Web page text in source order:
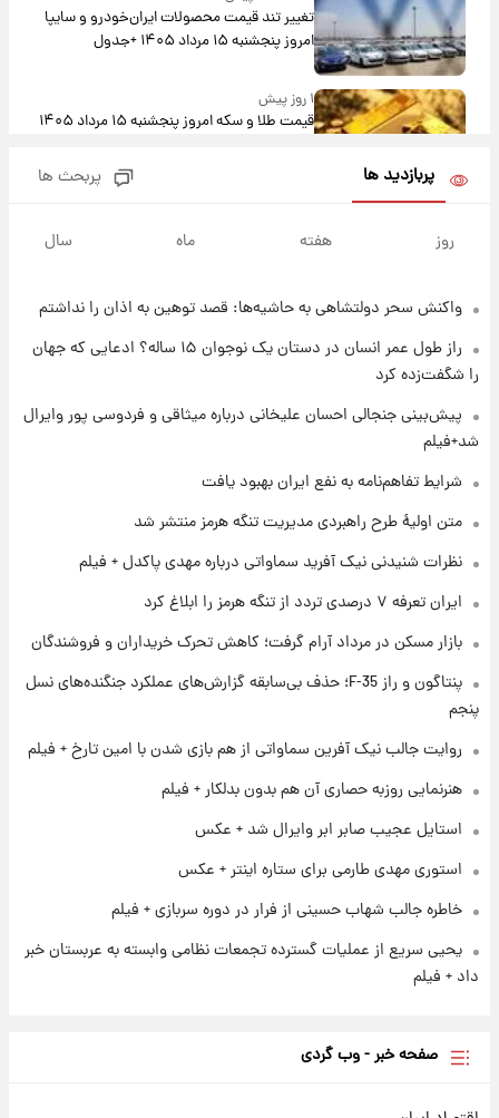
تغییر تند قیمت محصولات ایران‌خودرو و سایپا
امروز پنجشنبه ۱۵ مرداد ۱۴۰۵ +جدول
۱ روز پیش
قیمت طلا و سکه امروز پنجشنبه ۱۵ مرداد ۱۴۰۵
شد
۱ روز پیش
شاهین، کوییک، اطلس، سهند و ساینا با اقساط
۱ روز پیش
۱ روز پیش
فال قهوه روزانه پنجشنبه ۱۵ مرداد ماه ۱۴۰۵
فال روزانه واقعی پنجشنبه ۱۵ مرداد ۱۴۰۵
پربازدید ها پربحث ها
روز هفته ماه سال
واکنش سحر دولتشاهی به حاشیه‌ها: قصد توهین به اذان را نداشتم
راز طول عمر انسان در دستان یک نوجوان ۱۵ ساله؟ ادعایی که جهان
را شگفت‌زده کرد
پیش‌بینی جنجالی احسان علیخانی درباره میثاقی و فردوسی پور وایرال
شد+فیلم
شرایط تفاهم‌نامه به نفع ایران بهبود یافت
متن اولیۀ طرح راهبردی مدیریت تنگه هرمز منتشر شد
نظرات شنیدنی نیک آفرید سماواتی درباره مهدی پاکدل + فیلم
ایران تعرفه ۷ درصدی تردد از تنگه هرمز را ابلاغ کرد
بازار مسکن در مرداد آرام گرفت؛ کاهش تحرک خریداران و فروشندگان
پنتاگون و راز F-35؛ حذف بی‌سابقه گزارش‌های عملکرد جنگنده‌های نسل
پنجم
روایت جالب نیک آفرین سماواتی از هم بازی شدن با امین تارخ + فیلم
هنرنمایی روزبه حصاری آن هم بدون بدلکار + فیلم
استایل عجیب صابر ابر وایرال شد + عکس
استوری مهدی طارمی برای ستاره اینتر + عکس
خاطره جالب شهاب حسینی از فرار در دوره سربازی + فیلم
یحیی سریع از عملیات گسترده تجمعات نظامی وابسته به عربستان خبر
داد + فیلم
صفحه خبر - وب گردی